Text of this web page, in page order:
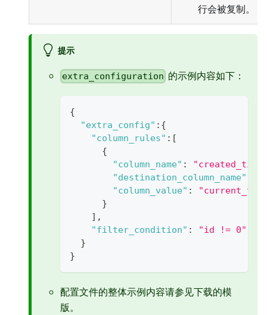
行会被复制。
提示
extra_configuration 的示例内容如下：
{
"extra_config" : {
"column_rules" : [
{
"column_name" :
"destination_column_name"
"column_value" :
}
] ,
"filter_condition" : "id != 0"
}
}
配置文件的整体示例内容请参见下载的模
版。